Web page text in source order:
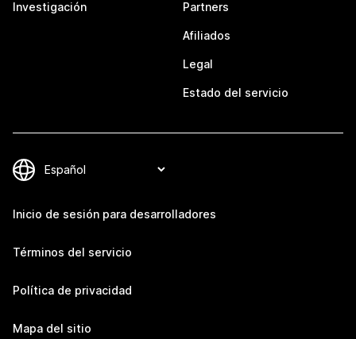
Investigación Partners
Afiliados
Legal
Estado del servicio
Inicio de sesión para desarrolladores
Términos del servicio
Política de privacidad
Mapa del sitio